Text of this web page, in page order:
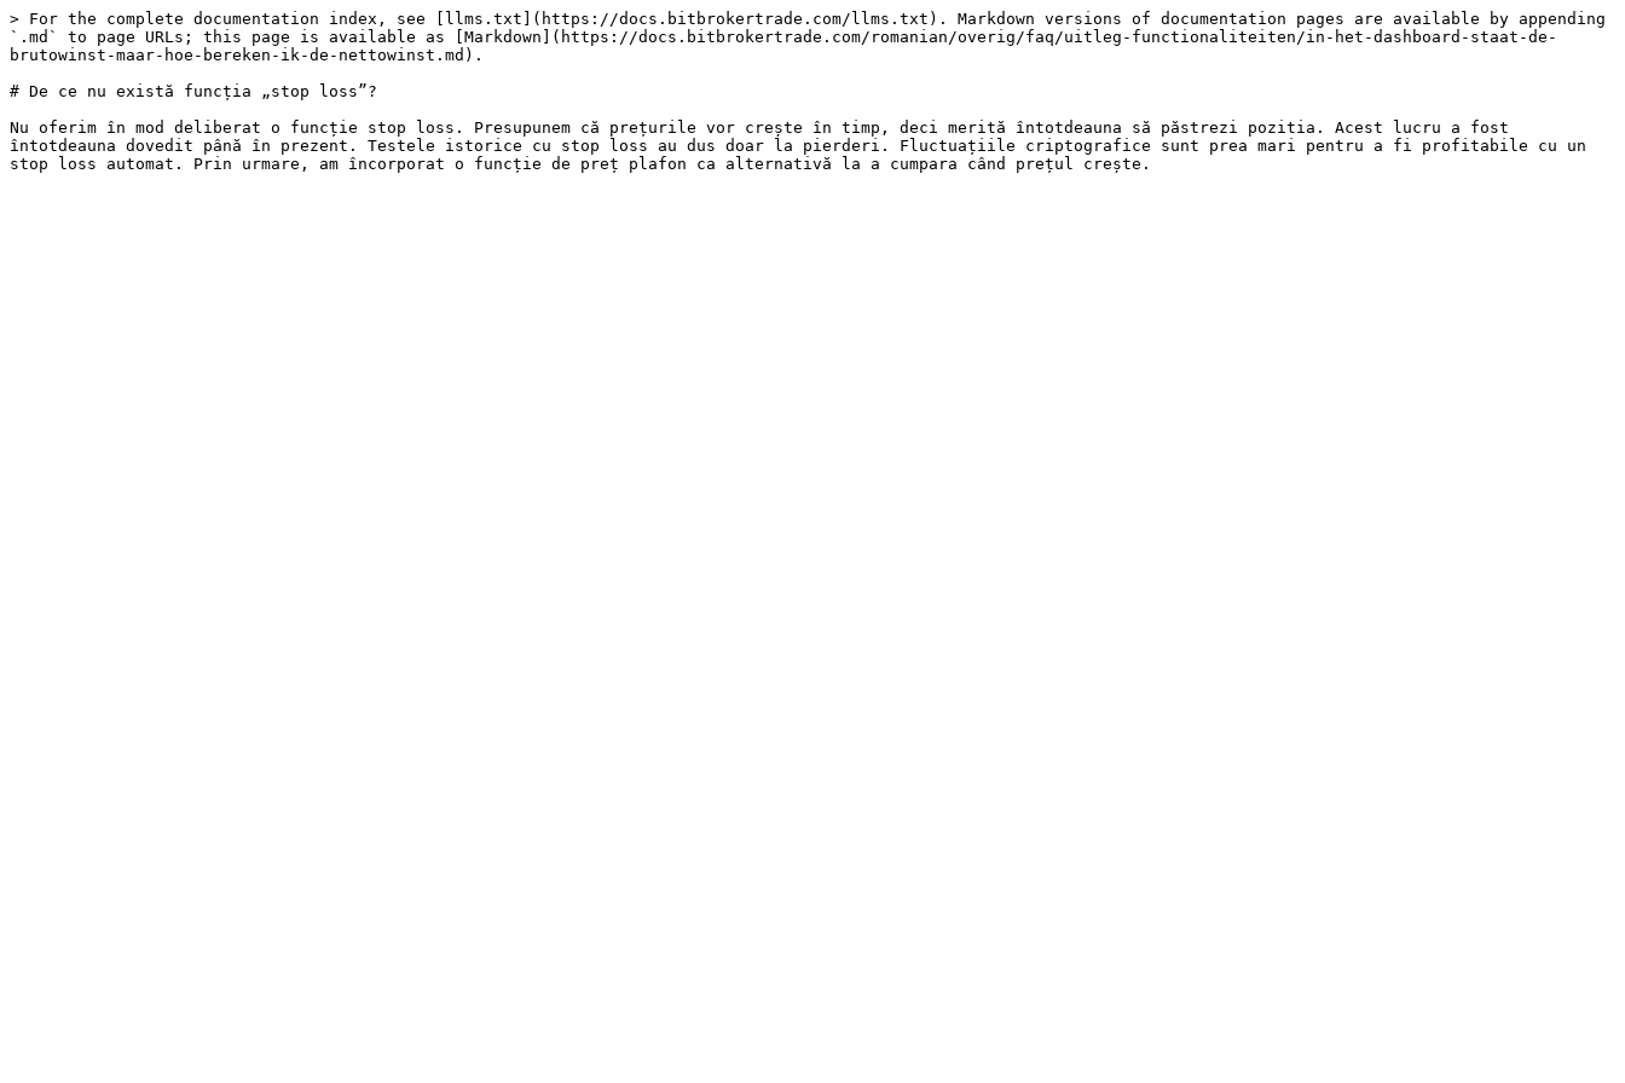
> For the complete documentation index, see [llms.txt](https://docs.bitbrokertrade.com/llms.txt). Markdown versions of documentation pages are available by appending
`.md` to page URLs; this page is available as [Markdown](https://docs.bitbrokertrade.com/romanian/overig/faq/uitleg-functionaliteiten/in-het-dashboard-staat-de-
brutowinst-maar-hoe-bereken-ik-de-nettowinst.md).
# De ce nu există funcția „stop loss”?
Nu oferim în mod deliberat o funcție stop loss. Presupunem că prețurile vor crește în timp, deci merită întotdeauna să păstrezi pozitia. Acest lucru a fost
întotdeauna dovedit până în prezent. Testele istorice cu stop loss au dus doar la pierderi. Fluctuațiile criptografice sunt prea mari pentru a fi profitabile cu un